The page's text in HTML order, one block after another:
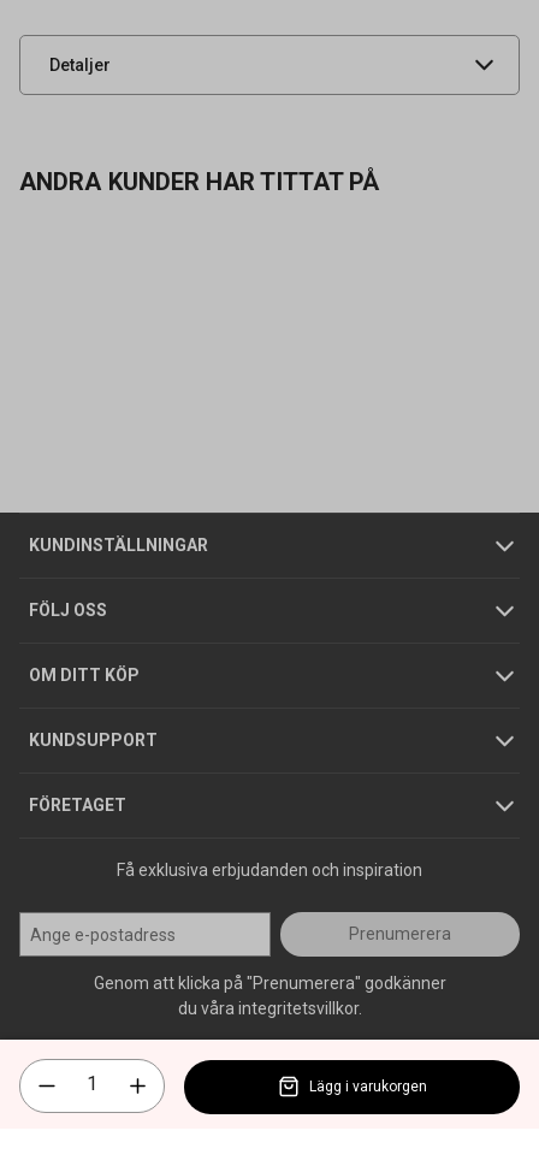
Detaljer
UNSPSC 46181605
ANDRA KUNDER HAR TITTAT PÅ
KUNDINSTÄLLNINGAR
Företagskund / Privatkund
FÖLJ OSS
OM DITT KÖP
Allmänna försäljningsvillkor
Integritetspolicy
GDPR
KUNDSUPPORT
Butiker
Foldrar och kataloger
Köpguider
Varumärken
FÖRETAGET
Om oss
Tjänster
Hållbarhet
Jobba hos oss
Press
Få exklusiva erbjudanden och inspiration
Prenumerera
Genom att klicka på "Prenumerera" godkänner
du våra integritetsvillkor.
Lägg i varukorgen